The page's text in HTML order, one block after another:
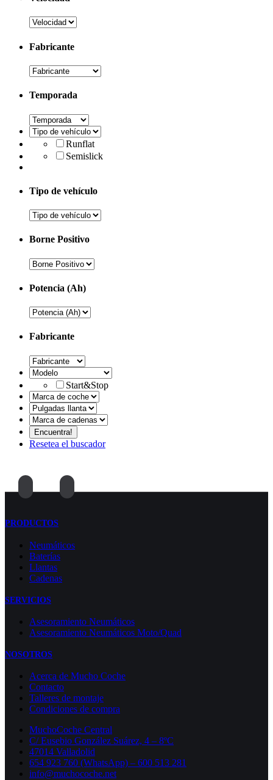
Fabricante
Temporada
Runflat
Semislick
Tipo de vehículo
Borne Positivo
Potencia (Ah)
Fabricante
Start&Stop
Resetea el buscador
PRODUCTOS
Neumáticos
Baterías
Llantas
Cadenas
SERVICIOS
Asesoramiento Neumáticos
Asesoramiento Neumáticos Moto/Quad
NOSOTROS
Acerca de Mucho Coche
Contacto
Talleres de montaje
Condiciones de compra
MuchoCoche Central
C/ Eusebio González Suárez, 4 – 8ºC
47014 Valladolid
654 923 760 (WhatsApp) – 600 513 281
info@muchocoche.net